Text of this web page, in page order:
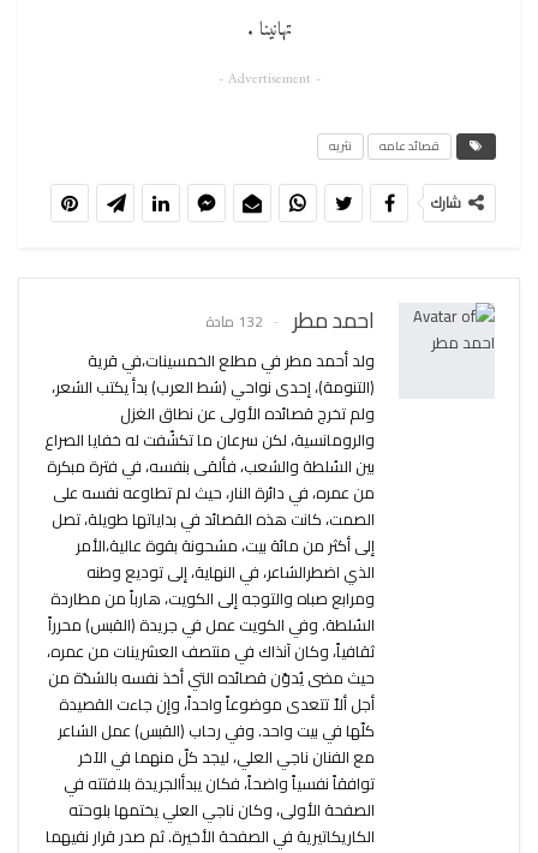
تهانينا .
- Advertisement -
قصائد عامه نثريه
شارك
احمد مطر 132 مادة
ولد أحمد مطر في مطلع الخمسينات،في قرية
(التنومة)، إحدى نواحي (شط العرب) بدأ يكتب الشعر،
ولم تخرج قصائده الأولى عن نطاق الغزل
والرومانسية، لكن سرعان ما تكشّفت له خفايا الصراع
بين السُلطة والشعب، فألقى بنفسه، في فترة مبكرة
من عمره، في دائرة النار، حيث لم تطاوعه نفسه على
الصمت، كانت هذه القصائد في بداياتها طويلة، تصل
إلى أكثر من مائة بيت، مشحونة بقوة عالية،الأمر
الذي اضطرالشاعر، في النهاية، إلى توديع وطنه
ومرابع صباه والتوجه إلى الكويت، هارباً من مطاردة
السُلطة. وفي الكويت عمل في جريدة (القبس) محرراً
ثقافياً، وكان آنذاك في منتصف العشرينات من عمره،
حيث مضى يُدوّن قصائده التي أخذ نفسه بالشدّة من
أجل ألاّ تتعدى موضوعاً واحداً، وإن جاءت القصيدة
كلّها في بيت واحد. وفي رحاب (القبس) عمل الشاعر
مع الفنان ناجي العلي، ليجد كلّ منهما في الآخر
توافقاً نفسياً واضحاً، فكان يبدأالجريدة بلافتته في
الصفحة الأولى، وكان ناجي العلي يختمها بلوحته
الكاريكاتيرية في الصفحة الأخيرة. ثم صدر قرار نفيهما